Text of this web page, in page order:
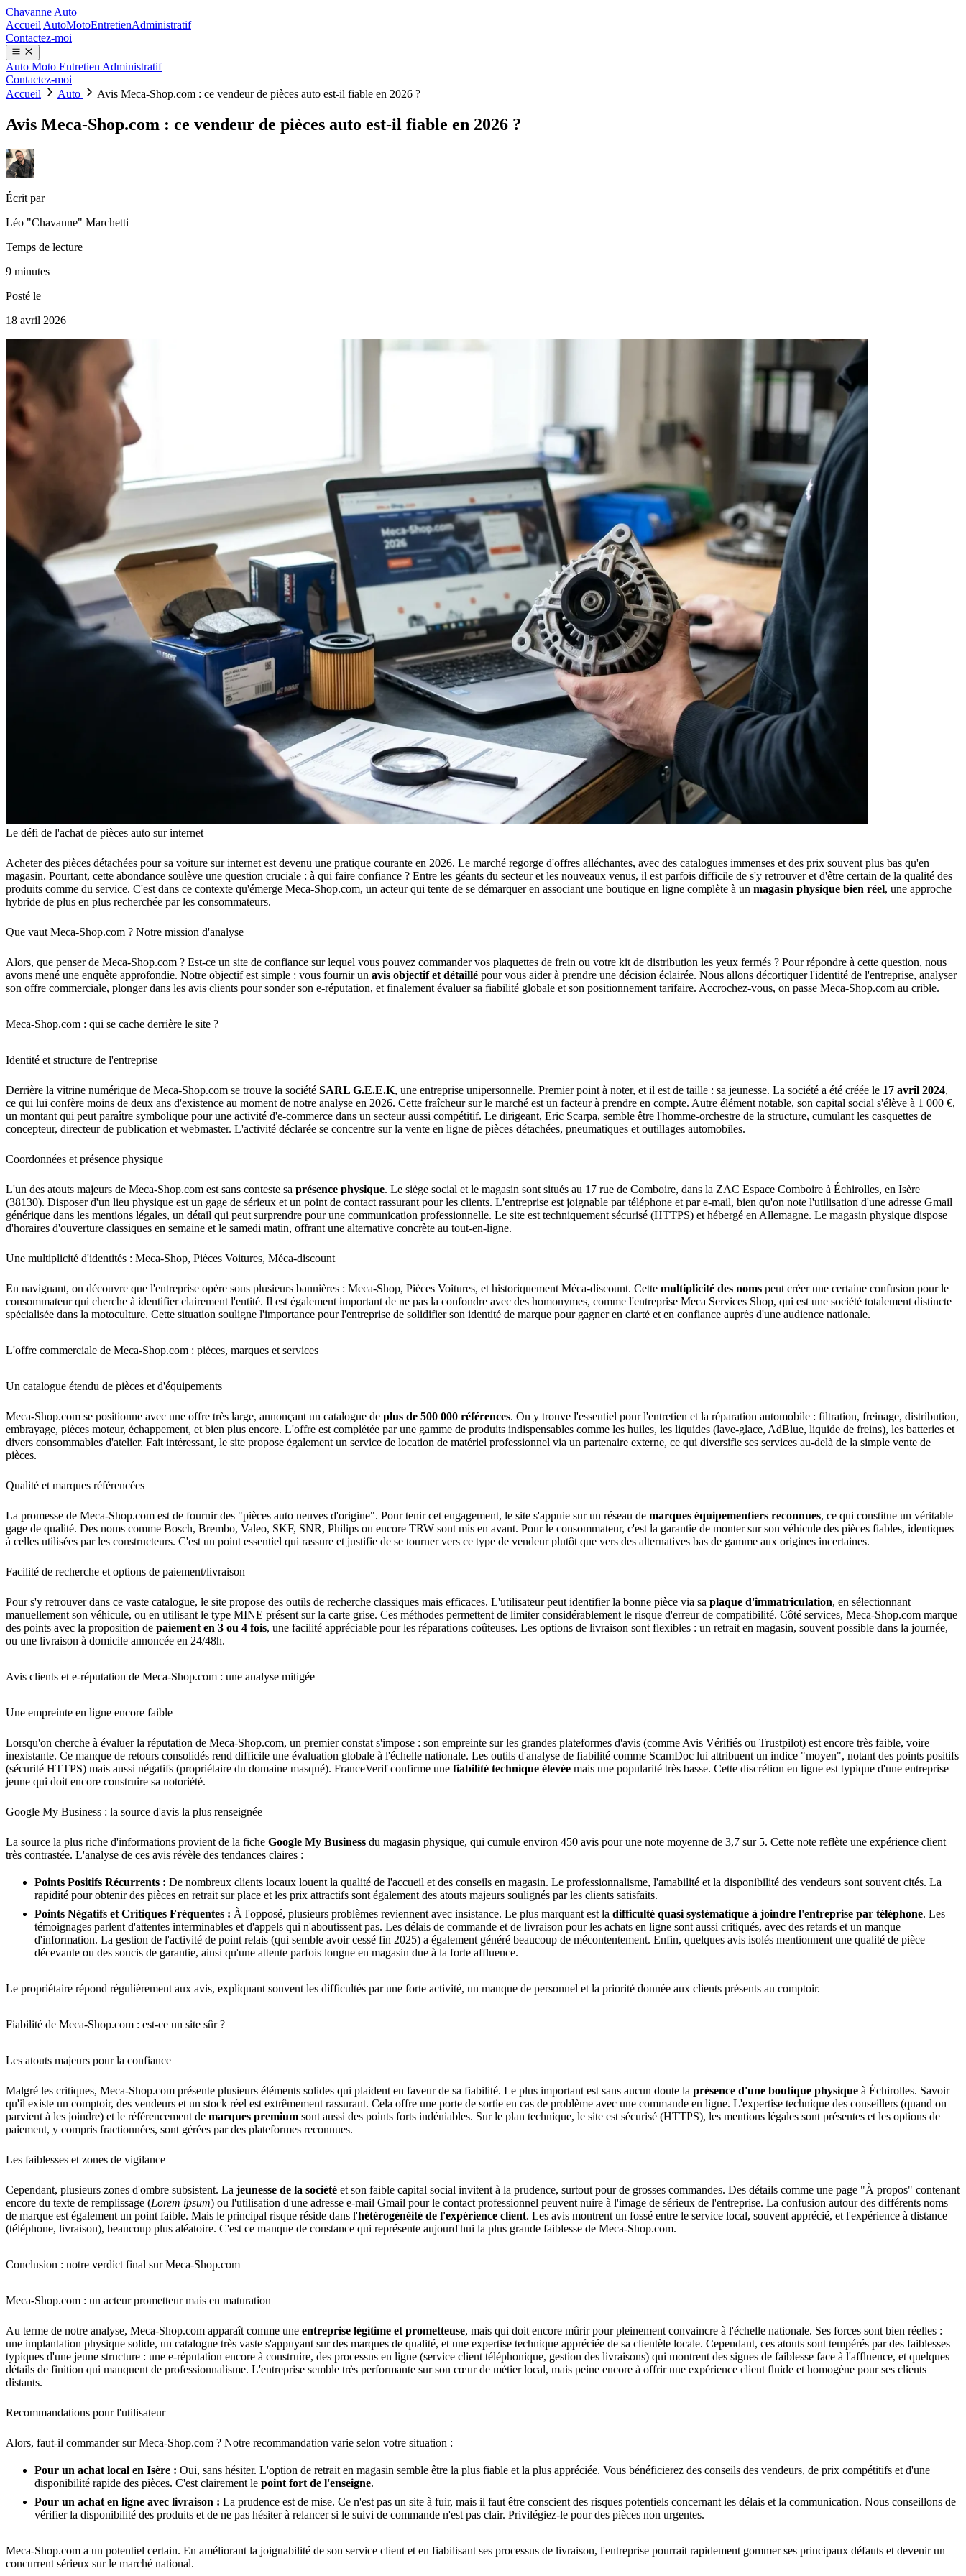
Chavanne Auto
Accueil AutoMotoEntretienAdministratif
Contactez-moi
Auto Moto Entretien Administratif
Contactez-moi
Accueil
Auto Avis Meca-Shop.com : ce vendeur de pièces auto est-il fiable en 2026 ?
Avis Meca-Shop.com : ce vendeur de pièces auto est-il fiable en 2026 ?
Écrit par
Léo "Chavanne" Marchetti
Temps de lecture
9 minutes
Posté le
18 avril 2026
Le défi de l'achat de pièces auto sur internet
Acheter des pièces détachées pour sa voiture sur internet est devenu une pratique courante en 2026. Le marché regorge d'offres alléchantes, avec des catalogues immenses et des prix souvent plus bas qu'en
magasin. Pourtant, cette abondance soulève une question cruciale : à qui faire confiance ? Entre les géants du secteur et les nouveaux venus, il est parfois difficile de s'y retrouver et d'être certain de la qualité des
produits comme du service. C'est dans ce contexte qu'émerge Meca-Shop.com, un acteur qui tente de se démarquer en associant une boutique en ligne complète à un magasin physique bien réel, une approche
hybride de plus en plus recherchée par les consommateurs.
Que vaut Meca-Shop.com ? Notre mission d'analyse
Alors, que penser de Meca-Shop.com ? Est-ce un site de confiance sur lequel vous pouvez commander vos plaquettes de frein ou votre kit de distribution les yeux fermés ? Pour répondre à cette question, nous
avons mené une enquête approfondie. Notre objectif est simple : vous fournir un avis objectif et détaillé pour vous aider à prendre une décision éclairée. Nous allons décortiquer l'identité de l'entreprise, analyser
son offre commerciale, plonger dans les avis clients pour sonder son e-réputation, et finalement évaluer sa fiabilité globale et son positionnement tarifaire. Accrochez-vous, on passe Meca-Shop.com au crible.
Meca-Shop.com : qui se cache derrière le site ?
Identité et structure de l'entreprise
Derrière la vitrine numérique de Meca-Shop.com se trouve la société SARL G.E.E.K, une entreprise unipersonnelle. Premier point à noter, et il est de taille : sa jeunesse. La société a été créée le 17 avril 2024,
ce qui lui confère moins de deux ans d'existence au moment de notre analyse en 2026. Cette fraîcheur sur le marché est un facteur à prendre en compte. Autre élément notable, son capital social s'élève à 1 000 €,
un montant qui peut paraître symbolique pour une activité d'e-commerce dans un secteur aussi compétitif. Le dirigeant, Eric Scarpa, semble être l'homme-orchestre de la structure, cumulant les casquettes de
concepteur, directeur de publication et webmaster. L'activité déclarée se concentre sur la vente en ligne de pièces détachées, pneumatiques et outillages automobiles.
Coordonnées et présence physique
L'un des atouts majeurs de Meca-Shop.com est sans conteste sa présence physique. Le siège social et le magasin sont situés au 17 rue de Comboire, dans la ZAC Espace Comboire à Échirolles, en Isère
(38130). Disposer d'un lieu physique est un gage de sérieux et un point de contact rassurant pour les clients. L'entreprise est joignable par téléphone et par e-mail, bien qu'on note l'utilisation d'une adresse Gmail
générique dans les mentions légales, un détail qui peut surprendre pour une communication professionnelle. Le site est techniquement sécurisé (HTTPS) et hébergé en Allemagne. Le magasin physique dispose
d'horaires d'ouverture classiques en semaine et le samedi matin, offrant une alternative concrète au tout-en-ligne.
Une multiplicité d'identités : Meca-Shop, Pièces Voitures, Méca-discount
En naviguant, on découvre que l'entreprise opère sous plusieurs bannières : Meca-Shop, Pièces Voitures, et historiquement Méca-discount. Cette multiplicité des noms peut créer une certaine confusion pour le
consommateur qui cherche à identifier clairement l'entité. Il est également important de ne pas la confondre avec des homonymes, comme l'entreprise Meca Services Shop, qui est une société totalement distincte
spécialisée dans la motoculture. Cette situation souligne l'importance pour l'entreprise de solidifier son identité de marque pour gagner en clarté et en confiance auprès d'une audience nationale.
L'offre commerciale de Meca-Shop.com : pièces, marques et services
Un catalogue étendu de pièces et d'équipements
Meca-Shop.com se positionne avec une offre très large, annonçant un catalogue de plus de 500 000 références. On y trouve l'essentiel pour l'entretien et la réparation automobile : filtration, freinage, distribution,
embrayage, pièces moteur, échappement, et bien plus encore. L'offre est complétée par une gamme de produits indispensables comme les huiles, les liquides (lave-glace, AdBlue, liquide de freins), les batteries et
divers consommables d'atelier. Fait intéressant, le site propose également un service de location de matériel professionnel via un partenaire externe, ce qui diversifie ses services au-delà de la simple vente de
pièces.
Qualité et marques référencées
La promesse de Meca-Shop.com est de fournir des "pièces auto neuves d'origine". Pour tenir cet engagement, le site s'appuie sur un réseau de marques équipementiers reconnues, ce qui constitue un véritable
gage de qualité. Des noms comme Bosch, Brembo, Valeo, SKF, SNR, Philips ou encore TRW sont mis en avant. Pour le consommateur, c'est la garantie de monter sur son véhicule des pièces fiables, identiques
à celles utilisées par les constructeurs. C'est un point essentiel qui rassure et justifie de se tourner vers ce type de vendeur plutôt que vers des alternatives bas de gamme aux origines incertaines.
Facilité de recherche et options de paiement/livraison
Pour s'y retrouver dans ce vaste catalogue, le site propose des outils de recherche classiques mais efficaces. L'utilisateur peut identifier la bonne pièce via sa plaque d'immatriculation, en sélectionnant
manuellement son véhicule, ou en utilisant le type MINE présent sur la carte grise. Ces méthodes permettent de limiter considérablement le risque d'erreur de compatibilité. Côté services, Meca-Shop.com marque
des points avec la proposition de paiement en 3 ou 4 fois, une facilité appréciable pour les réparations coûteuses. Les options de livraison sont flexibles : un retrait en magasin, souvent possible dans la journée,
ou une livraison à domicile annoncée en 24/48h.
Avis clients et e-réputation de Meca-Shop.com : une analyse mitigée
Une empreinte en ligne encore faible
Lorsqu'on cherche à évaluer la réputation de Meca-Shop.com, un premier constat s'impose : son empreinte sur les grandes plateformes d'avis (comme Avis Vérifiés ou Trustpilot) est encore très faible, voire
inexistante. Ce manque de retours consolidés rend difficile une évaluation globale à l'échelle nationale. Les outils d'analyse de fiabilité comme ScamDoc lui attribuent un indice "moyen", notant des points positifs
(sécurité HTTPS) mais aussi négatifs (propriétaire du domaine masqué). FranceVerif confirme une fiabilité technique élevée mais une popularité très basse. Cette discrétion en ligne est typique d'une entreprise
jeune qui doit encore construire sa notoriété.
Google My Business : la source d'avis la plus renseignée
La source la plus riche d'informations provient de la fiche Google My Business du magasin physique, qui cumule environ 450 avis pour une note moyenne de 3,7 sur 5. Cette note reflète une expérience client
très contrastée. L'analyse de ces avis révèle des tendances claires :
Points Positifs Récurrents : De nombreux clients locaux louent la qualité de l'accueil et des conseils en magasin. Le professionnalisme, l'amabilité et la disponibilité des vendeurs sont souvent cités. La
rapidité pour obtenir des pièces en retrait sur place et les prix attractifs sont également des atouts majeurs soulignés par les clients satisfaits.
Points Négatifs et Critiques Fréquentes : À l'opposé, plusieurs problèmes reviennent avec insistance. Le plus marquant est la difficulté quasi systématique à joindre l'entreprise par téléphone. Les
témoignages parlent d'attentes interminables et d'appels qui n'aboutissent pas. Les délais de commande et de livraison pour les achats en ligne sont aussi critiqués, avec des retards et un manque
d'information. La gestion de l'activité de point relais (qui semble avoir cessé fin 2025) a également généré beaucoup de mécontentement. Enfin, quelques avis isolés mentionnent une qualité de pièce
décevante ou des soucis de garantie, ainsi qu'une attente parfois longue en magasin due à la forte affluence.
Le propriétaire répond régulièrement aux avis, expliquant souvent les difficultés par une forte activité, un manque de personnel et la priorité donnée aux clients présents au comptoir.
Fiabilité de Meca-Shop.com : est-ce un site sûr ?
Les atouts majeurs pour la confiance
Malgré les critiques, Meca-Shop.com présente plusieurs éléments solides qui plaident en faveur de sa fiabilité. Le plus important est sans aucun doute la présence d'une boutique physique à Échirolles. Savoir
qu'il existe un comptoir, des vendeurs et un stock réel est extrêmement rassurant. Cela offre une porte de sortie en cas de problème avec une commande en ligne. L'expertise technique des conseillers (quand on
parvient à les joindre) et le référencement de marques premium sont aussi des points forts indéniables. Sur le plan technique, le site est sécurisé (HTTPS), les mentions légales sont présentes et les options de
paiement, y compris fractionnées, sont gérées par des plateformes reconnues.
Les faiblesses et zones de vigilance
Cependant, plusieurs zones d'ombre subsistent. La jeunesse de la société et son faible capital social invitent à la prudence, surtout pour de grosses commandes. Des détails comme une page "À propos" contenant
encore du texte de remplissage (Lorem ipsum) ou l'utilisation d'une adresse e-mail Gmail pour le contact professionnel peuvent nuire à l'image de sérieux de l'entreprise. La confusion autour des différents noms
de marque est également un point faible. Mais le principal risque réside dans l'hétérogénéité de l'expérience client. Les avis montrent un fossé entre le service local, souvent apprécié, et l'expérience à distance
(téléphone, livraison), beaucoup plus aléatoire. C'est ce manque de constance qui représente aujourd'hui la plus grande faiblesse de Meca-Shop.com.
Conclusion : notre verdict final sur Meca-Shop.com
Meca-Shop.com : un acteur prometteur mais en maturation
Au terme de notre analyse, Meca-Shop.com apparaît comme une entreprise légitime et prometteuse, mais qui doit encore mûrir pour pleinement convaincre à l'échelle nationale. Ses forces sont bien réelles :
une implantation physique solide, un catalogue très vaste s'appuyant sur des marques de qualité, et une expertise technique appréciée de sa clientèle locale. Cependant, ces atouts sont tempérés par des faiblesses
typiques d'une jeune structure : une e-réputation encore à construire, des processus en ligne (service client téléphonique, gestion des livraisons) qui montrent des signes de faiblesse face à l'affluence, et quelques
détails de finition qui manquent de professionnalisme. L'entreprise semble très performante sur son cœur de métier local, mais peine encore à offrir une expérience client fluide et homogène pour ses clients
distants.
Recommandations pour l'utilisateur
Alors, faut-il commander sur Meca-Shop.com ? Notre recommandation varie selon votre situation :
Pour un achat local en Isère : Oui, sans hésiter. L'option de retrait en magasin semble être la plus fiable et la plus appréciée. Vous bénéficierez des conseils des vendeurs, de prix compétitifs et d'une
disponibilité rapide des pièces. C'est clairement le point fort de l'enseigne.
Pour un achat en ligne avec livraison : La prudence est de mise. Ce n'est pas un site à fuir, mais il faut être conscient des risques potentiels concernant les délais et la communication. Nous conseillons de
vérifier la disponibilité des produits et de ne pas hésiter à relancer si le suivi de commande n'est pas clair. Privilégiez-le pour des pièces non urgentes.
Meca-Shop.com a un potentiel certain. En améliorant la joignabilité de son service client et en fiabilisant ses processus de livraison, l'entreprise pourrait rapidement gommer ses principaux défauts et devenir un
concurrent sérieux sur le marché national.